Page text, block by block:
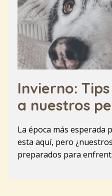
Invierno:
a nuestros
La época más
esta aquí, pero
preparados para